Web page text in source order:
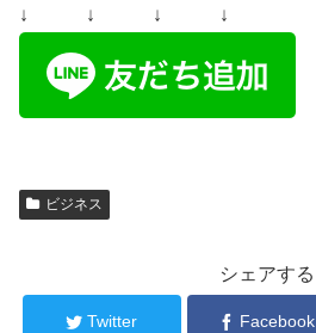
↓ ↓ ↓ ↓
ビジネス
シェアする
Twitter Facebook